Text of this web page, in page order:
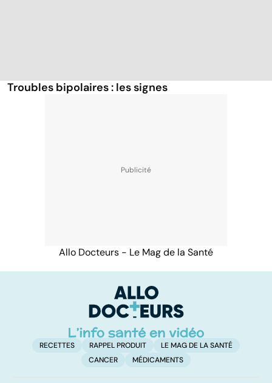
Troubles bipolaires : les signes
Allo Docteurs - Le Mag de la Santé
RECETTES RAPPEL PRODUIT
LE MAG DE LA SANTÉ
CANCER
MÉDICAMENTS